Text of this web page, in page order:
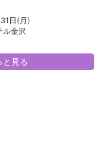
日(月)
金沢
と見る